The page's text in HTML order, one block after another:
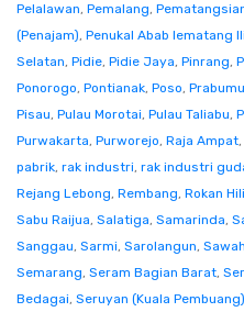
Pelalawan, Pemalang,
(Penajam), Penukal Abab lematang
Selatan, Pidie, Pidie Jaya, Pinrang,
Ponorogo, Pontianak, Poso,
Pisau, Pulau Morotai, Pulau Taliabu,
Purwakarta, Purworejo, Raja Ampat,
pabrik, rak industri, rak industri
Rejang Lebong, Rembang, Rokan
Sabu Raijua, Salatiga, Samarinda,
Sanggau, Sarmi, Sarolangun,
Semarang, Seram Bagian Barat,
Bedagai, Seruyan (Kuala Pembuang)